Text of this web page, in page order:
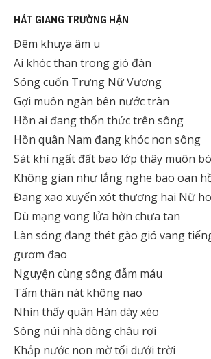
HÁT GIANG TRƯỜNG HẬN
Đêm khuya âm u
Ai khóc than trong gió đàn
Sóng cuốn Trưng Nữ Vương
Gợi muôn ngàn bên nước tràn
Hồn ai đang thổn thức trên sông
Hồn quân Nam đang khóc non sông
Sát khí ngất đất bao lớp thây muôn
Không gian như lắng nghe bao oan
Đang xao xuyến xót thương hai Nữ
Dù mạng vong lửa hờn chưa tan
Làn sóng đang thét gào gió vang
gươm đao
Nguyện cùng sông đẫm máu
Tấm thân nát không nao
Nhìn thấy quân Hán dày xéo
Sông núi nhà dòng châu rơi
Khắp nước non mờ tối dưới trời